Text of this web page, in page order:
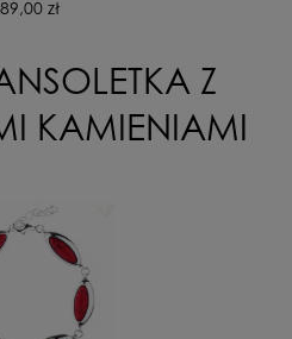
zł
Z
KAMIENIAMI